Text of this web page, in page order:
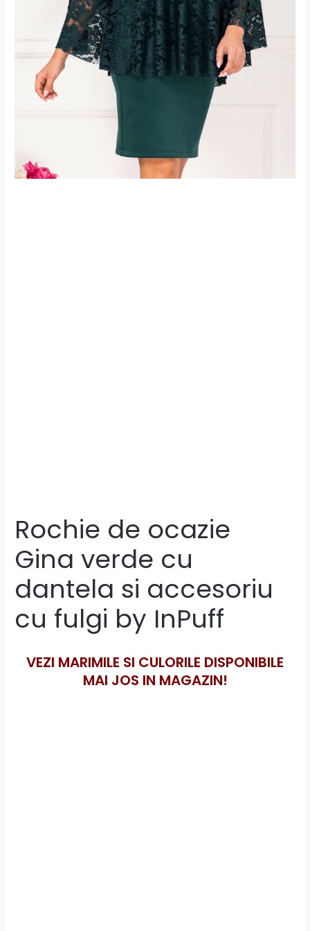
Rochie de ocazie
Gina verde cu
dantela si accesoriu
cu fulgi by InPuff
VEZI MARIMILE SI CULORILE DISPONIBILE
MAI JOS IN MAGAZIN!